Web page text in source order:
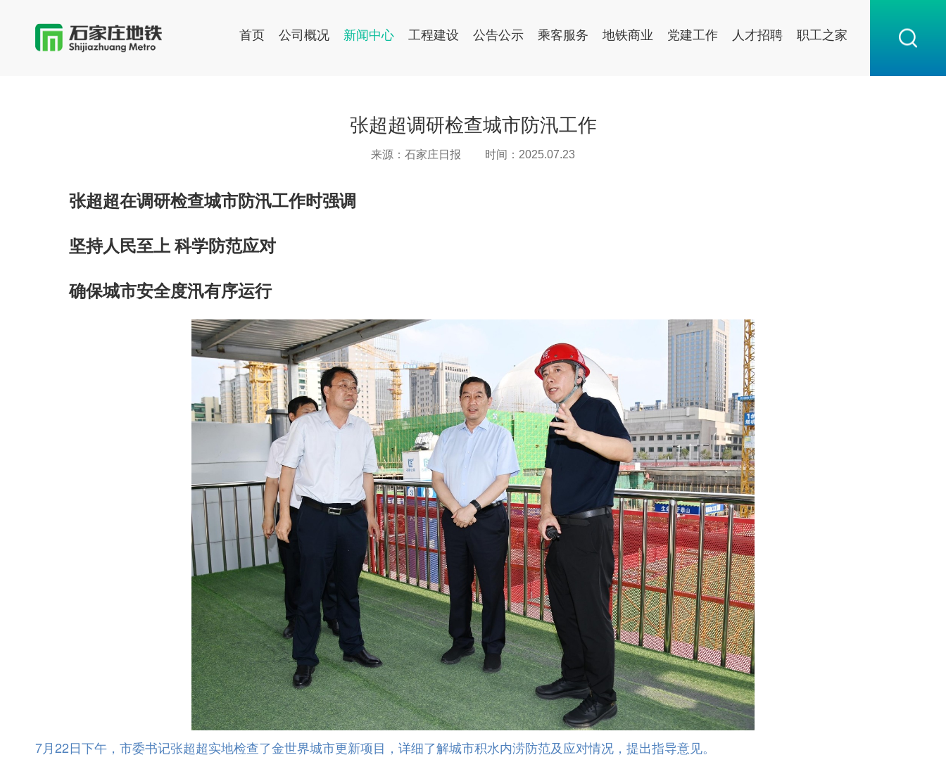
首页 公司概况 新闻中心 工程建设 公告公示 乘客服务 地铁商业 党建工作 人才招聘 职工之家
张超超调研检查城市防汛工作
来源：石家庄日报 时间：2025.07.23
张超超在调研检查城市防汛工作时强调
坚持人民至上 科学防范应对
确保城市安全度汛有序运行
7月22日下午，市委书记张超超实地检查了金世界城市更新项目，详细了解城市积水内涝防范及应对情况，提出指导意见。